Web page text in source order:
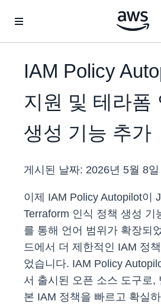
IAM Policy
지원 및 테라폼
생성 기능 추가
게시된 날짜: 2026년 5월 8일
이제 IAM Policy Autopilot이
Terraform 인식 정책 생성 기
를 통해 언어 범위가 확장되
드에서 더 제한적인 IAM 정
었습니다. IAM Policy
서 출시된 오픈 소스 도구로,
본 IAM 정책을 빠르고 확실